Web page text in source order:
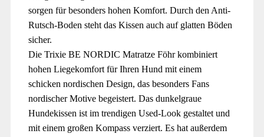
sorgen für besonders hohen Komfort. Durch den Anti-
Rutsch-Boden steht das Kissen auch auf glatten Böden
sicher.
Die Trixie BE NORDIC Matratze Föhr kombiniert
hohen Liegekomfort für Ihren Hund mit einem
schicken nordischen Design, das besonders Fans
nordischer Motive begeistert. Das dunkelgraue
Hundekissen ist im trendigen Used-Look gestaltet und
mit einem großen Kompass verziert. Es hat außerdem